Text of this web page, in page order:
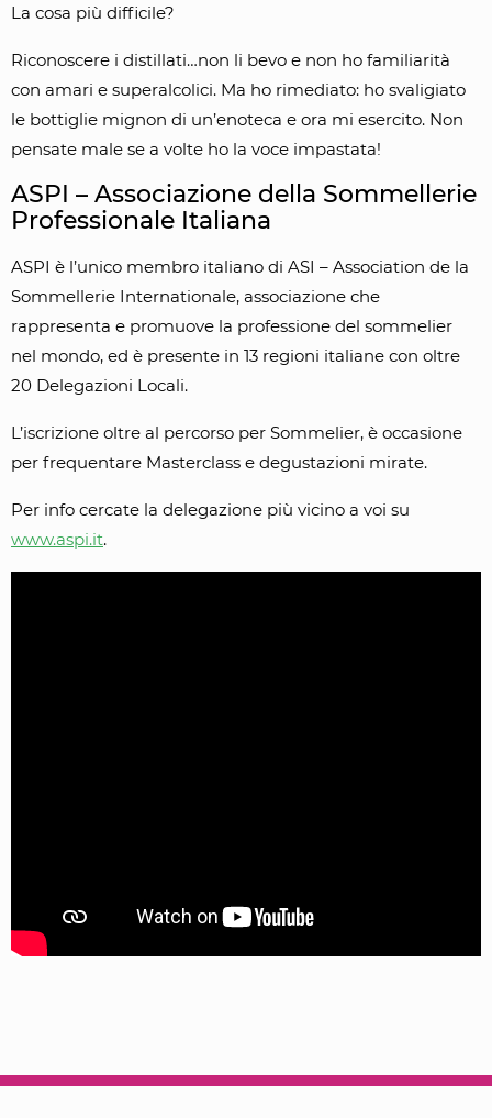
La cosa più difficile?
Riconoscere i distillati…non li bevo e non ho familiarità
con amari e superalcolici. Ma ho rimediato: ho svaligiato
le bottiglie mignon di un’enoteca e ora mi esercito. Non
pensate male se a volte ho la voce impastata!
ASPI – Associazione della Sommellerie
Professionale Italiana
ASPI è l’unico membro italiano di ASI – Association de la
Sommellerie Internationale, associazione che
rappresenta e promuove la professione del sommelier
nel mondo, ed è presente in 13 regioni italiane con oltre
20 Delegazioni Locali.
L’iscrizione oltre al percorso per Sommelier, è occasione
per frequentare Masterclass e degustazioni mirate.
Per info cercate la delegazione più vicino a voi su
www.aspi.it.